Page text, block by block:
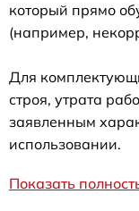
который прямо
(например,
Для
строя, утрата
заявленным
использовании.
Показать